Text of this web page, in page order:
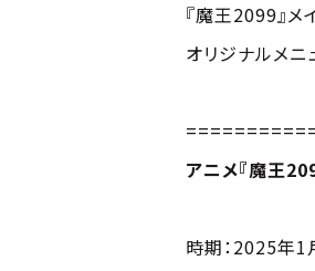
『魔王2099』
オリジナルメニ
アニメ『魔王
時期：2025年1